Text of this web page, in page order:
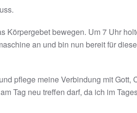
Körpergebet bewegen. Um 7 Uhr
an und bin nun bereit für
pflege meine Verbindung mit Gott,
Tag neu treffen darf, da ich im